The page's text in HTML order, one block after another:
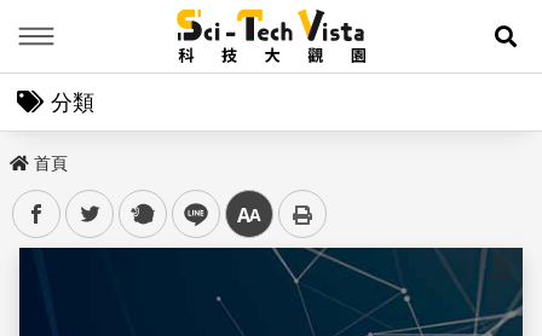
展
分類
首頁
facebooktwitter plurk line 中
儲存